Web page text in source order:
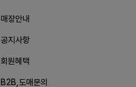
매장안내
공지사항
회원혜택
B2B,도매문의